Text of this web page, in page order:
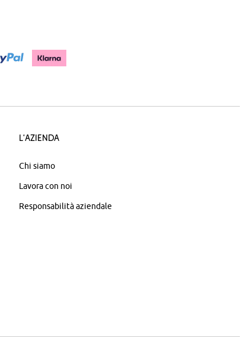
L'azienda
Chi siamo
Lavora con noi
Responsabilità aziendale